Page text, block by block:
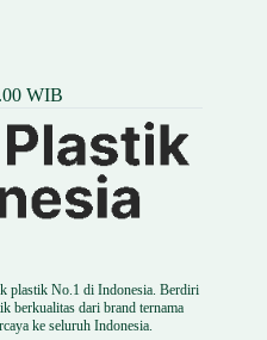
WIB
plastik No.1 di Indonesia. Berdiri
berkualitas dari brand ternama
ke seluruh Indonesia.